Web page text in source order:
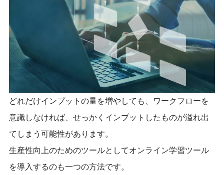
どれだけインプットの量を増やしても、ワークフローを
意識しなければ、せっかくインプットしたものが溢れ出
てしまう可能性があります。
生産性向上のためのツールとしてオンライン学習ツール
を導入するのも一つの方法です。